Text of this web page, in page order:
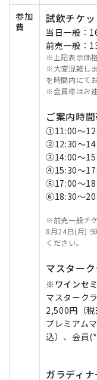
参加
費
試飲チケッ
当日一般：
前売一般：
※上記表示価
※大変混雑し
を時間内にて
※会員様はお
ご案内時間
①11:00～
②12:30～
③14:00～
④15:30～
⑤17:00～
⑥18:30～
※前売一般チ
8月24日(月) 9
ください。
マスター
※ワインセ
マスターク
2,500円（税
プレミアム
込）、会員
ガラディナ